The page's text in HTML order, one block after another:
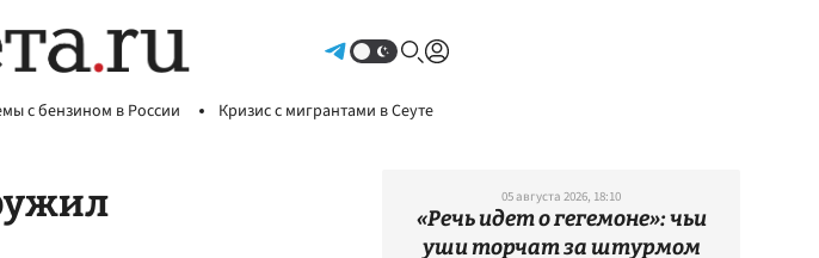
с бензином в России Кризис с мигрантами в Сеуте
05 августа 2026, 18:10
«Речь идет о гегемоне»: чьи
уши торчат за штурмом